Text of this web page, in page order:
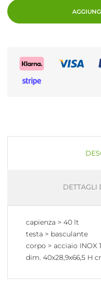
DETTAGLI
capienza > 40 lt
testa > basculante
corpo > acciaio INOX
dim. 40x28,9x66,5 H